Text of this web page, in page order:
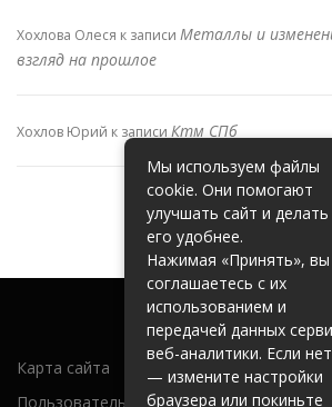
Хохлова Олеся к записи Металлы и
взгляд на прошлое
Хохлов Юрий к записи Ктм СПб
Карта сайта
Пользовательское соглашение
Мы используем файлы
cookie. Они помогают
улучшать сайт и делать
его удобнее.
Нажимая «Принять», вы
соглашаетесь с их
использованием и
передачей данных
веб-аналитики. Если нет
— измените настройки
браузера или покиньте